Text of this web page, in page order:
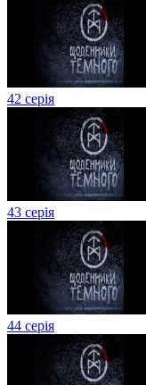
42 серія
43 серія
44 серія